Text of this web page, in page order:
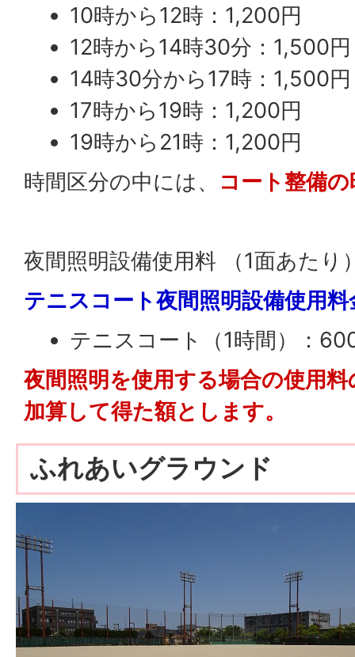
10時から12時：1,200円
12時から14時30分：1,500円
14時30分から17時：1,500円
17時から19時：1,200円
19時から21時：1,200円
時間区分の中には、
コート整備
夜間照明設備使用料 （1面あたり
テニスコート夜間照明設備使用
テニスコート（1時間）：
夜間照明を使用する場合の使用
加算して得た額とします。
ふれあいグラウンド